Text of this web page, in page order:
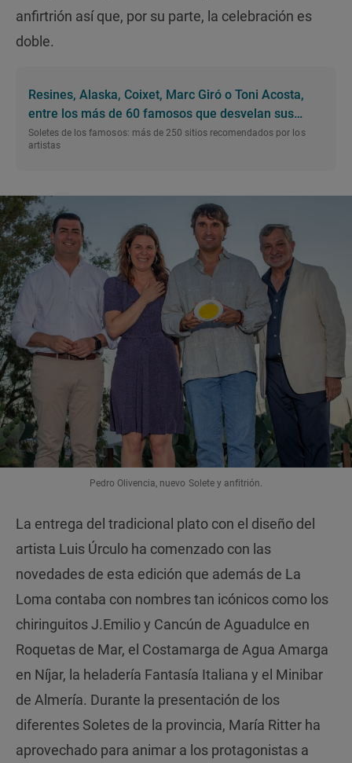
anfirtrión así que, por su parte, la celebración es
doble.
Resines, Alaska, Coixet, Marc Giró o Toni Acosta,
entre los más de 60 famosos que desvelan sus
Soletes
Soletes de los famosos: más de 250 sitios recomendados por los
artistas
Pedro Olivencia, nuevo Solete y anfitrión.
La entrega del tradicional plato con el diseño del
artista Luis Úrculo ha comenzado con las
novedades de esta edición que además de La
Loma contaba con nombres tan icónicos como los
chiringuitos J.Emilio y Cancún de Aguadulce en
Roquetas de Mar, el Costamarga de Agua Amarga
en Níjar, la heladería Fantasía Italiana y el Minibar
de Almería. Durante la presentación de los
diferentes Soletes de la provincia, María Ritter ha
aprovechado para animar a los protagonistas a